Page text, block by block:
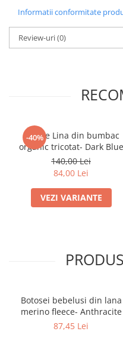
Informatii conformitate
Review-uri(0)
-40%
Rochie Lina din bumbac
organic tricotat- Dark Blue
140,00 Lei
84,00 Lei
VEZI VARIANTE
Botosei bebelusi din lana
merino fleece- Anthracite
87,45 Lei